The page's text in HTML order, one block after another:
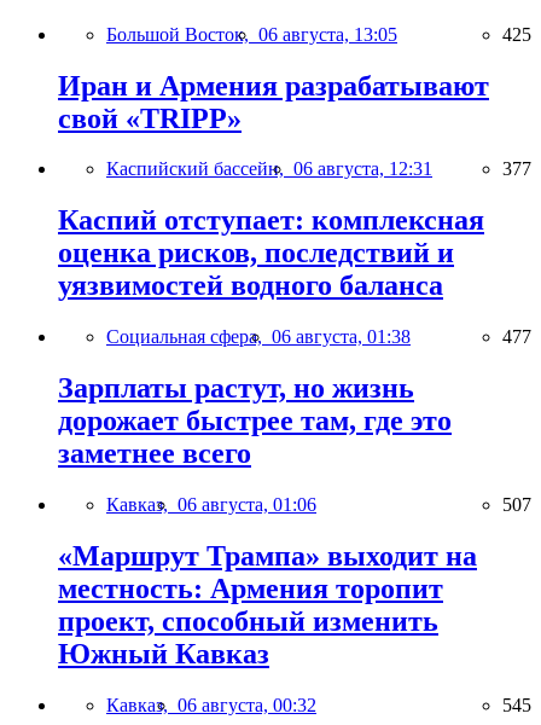
Большой Восток, 06 августа, 13:05 425
Иран и Армения разрабатывают
свой «TRIPP»
Каспийский бассейн, 06 августа, 12:31 377
Каспий отступает: комплексная
оценка рисков, последствий и
уязвимостей водного баланса
Социальная сфера, 06 августа, 01:38 477
Зарплаты растут, но жизнь
дорожает быстрее там, где это
заметнее всего
Кавказ, 06 августа, 01:06 507
«Маршрут Трампа» выходит на
местность: Армения торопит
проект, способный изменить
Южный Кавказ
Кавказ, 06 августа, 00:32 545